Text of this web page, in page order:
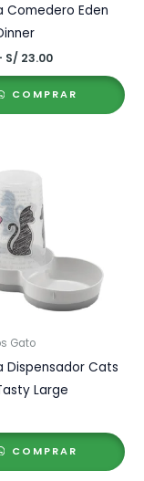
Comedero Eden
S/ 23.00Rango
desde
S/ 13.80
COMPRAR
Gato
Dispensador Cats
Large
COMPRAR